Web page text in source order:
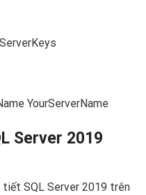
YourServerName
Server 2019
SQL Server 2019 trên